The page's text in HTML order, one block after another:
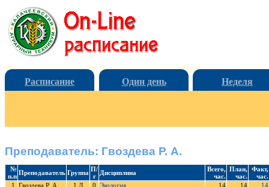
Расписание Один день Неделя
Преподаватель: Гвоздева Р. А.
№
п.п Преподаватель Группа П/
г
Дисциплина
Всего,
час.
План,
час.
Факт,
час.
1.
Гвоздева Р. А. 1 Д 0 Экология 14 14
14